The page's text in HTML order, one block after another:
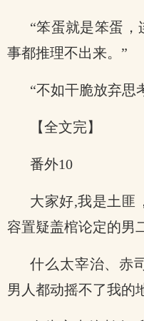
“笨蛋就是笨蛋
事都推理不出来。”
“不如干脆放弃思
【全文完】
番外10
大家好,我是土匪
容置疑盖棺论定的男
什么太宰治、赤
男人都动摇不了我的